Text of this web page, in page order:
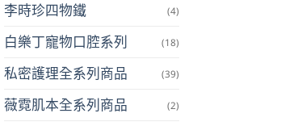
李時珍四物鐵 (4)
白樂丁寵物口腔系列 (18)
私密護理全系列商品 (39)
薇霓肌本全系列商品 (2)